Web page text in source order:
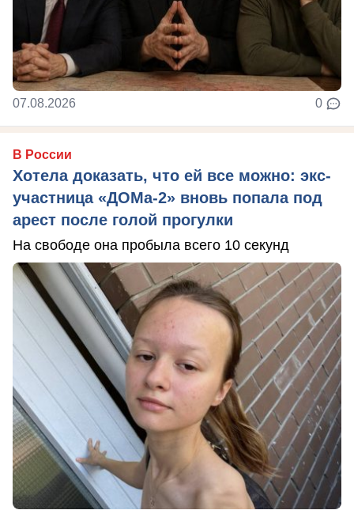
07.08.2026 0
В России
Хотела доказать, что ей все можно: экс-
участница «ДОМа-2» вновь попала под
арест после голой прогулки
На свободе она пробыла всего 10 секунд